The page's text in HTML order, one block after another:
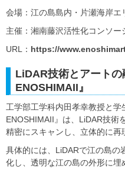
会場：江の島島内・片瀬海岸エ
主催：湘南藤沢活性化コンソー
URL： https://
LiDAR技術とアート
ENOSHIMAII』
工学部工学科内田孝幸教授と
ENOSHIMAII』は、LiDAR技術
精密にスキャンし、立体的に再
具体的には、LiDARで江の島の
化し、透明な江の島の外形に